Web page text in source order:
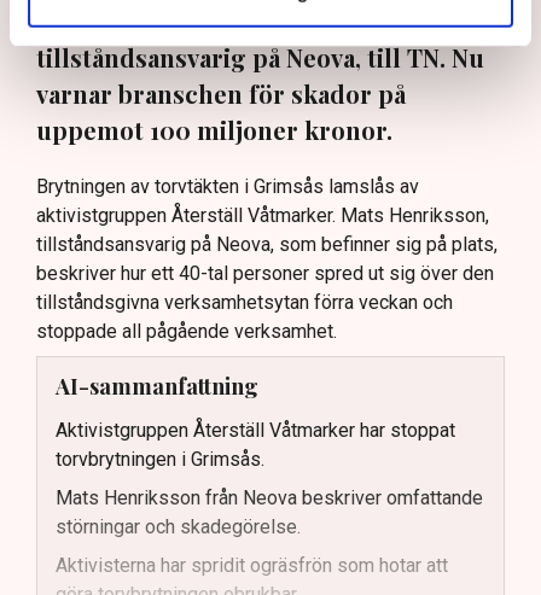
oss”, säger Mats Henriksson,
tillståndsansvarig på Neova, till TN. Nu
varnar branschen för skador på
uppemot 100 miljoner kronor.
Brytningen av torvtäkten i Grimsås lamslås av
aktivistgruppen Återställ Våtmarker. Mats Henriksson,
tillståndsansvarig på Neova, som befinner sig på plats,
beskriver hur ett 40-tal personer spred ut sig över den
tillståndsgivna verksamhetsytan förra veckan och
stoppade all pågående verksamhet.
AI-sammanfattning
Aktivistgruppen Återställ Våtmarker har stoppat
torvbrytningen i Grimsås.
Mats Henriksson från Neova beskriver omfattande
störningar och skadegörelse.
Aktivisterna har spridit ogräsfrön som hotar att